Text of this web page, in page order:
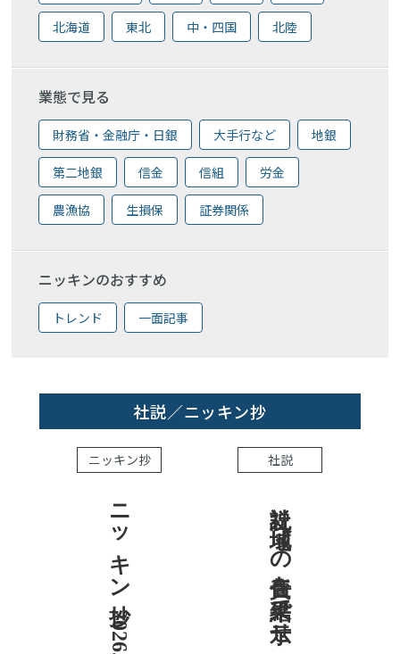
北海道 東北 中・四国 北陸
業態で見る
財務省・金融庁・日銀 大手行など 地銀
第二地銀 信金 信組 労金
農漁協 生損保 証券関係
ニッキンのおすすめ
トレンド 一面記事
社説／ニッキン抄
ニッキン抄
ニッキン抄 2026.8.7
社説
社説 地域への責任を結果で示せ